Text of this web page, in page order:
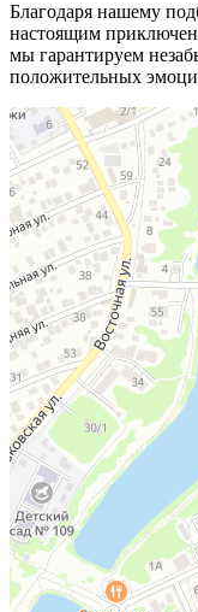
Благодаря нашему
настоящим
мы гарантируем
положительных